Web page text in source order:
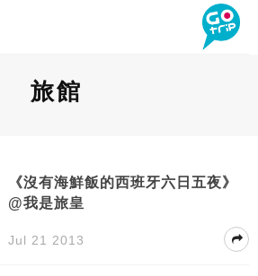
旅館
《沒有海鮮飯的西班牙六日五夜》
@我是旅皇
Jul 21 2013